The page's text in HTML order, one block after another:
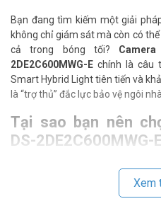
Bạn đang tìm kiếm một giải
không chỉ giám sát mà còn có
cả trong bóng tối?
2DE2C600MWG-E chính là câu
Smart Hybrid Light tiên tiến và
là “trợ thủ” đắc lực bảo vệ ngôi
Tại sao bạn nên
DS-2DE2C600MWG-
Hikvision DS-2DE2C600MWG-E
là một hệ thống giám sát thông
Xem